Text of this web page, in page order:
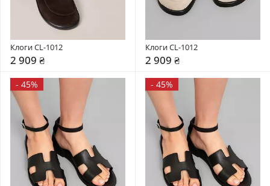
Клоги CL-1012
2 909 ₴
Клоги CL-1012
2 909 ₴
- 45% - 45%